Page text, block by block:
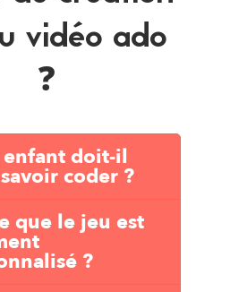
vidéo ado
❓
doit-il
coder ?
que le jeu est
?